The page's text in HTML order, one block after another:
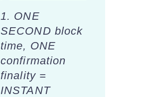
1. ONE
SECOND block
time, ONE
confirmation
finality =
INSTANT